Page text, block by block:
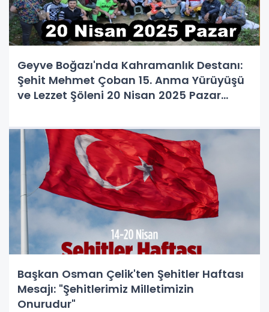
Geyve Boğazı'nda Kahramanlık Destanı:
Şehit Mehmet Çoban 15. Anma Yürüyüşü
ve Lezzet Şöleni 20 Nisan 2025 Pazar
Başkan Osman Çelik'ten Şehitler Haftası
Mesajı: "Şehitlerimiz Milletimizin
Onurudur"